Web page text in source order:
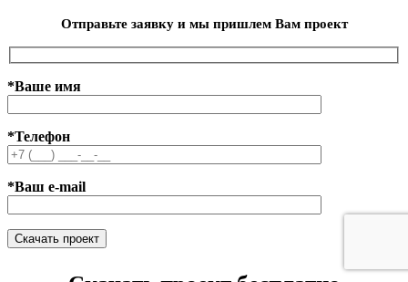
Отправьте заявку и мы пришлем Вам проект
*Ваше имя
*Телефон
*Ваш e-mail